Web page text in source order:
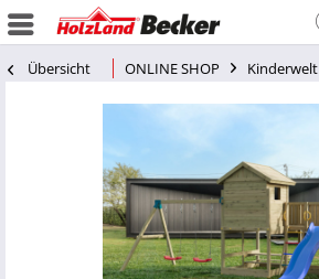
Übersicht ONLINE SHOP Kinderwelt